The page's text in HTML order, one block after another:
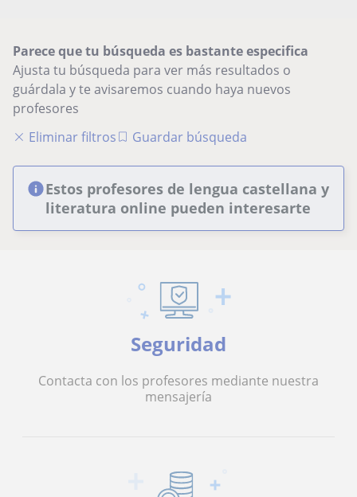
Parece que tu búsqueda es bastante especifica
Ajusta tu búsqueda para ver más resultados o
guárdala y te avisaremos cuando haya nuevos
profesores
Eliminar filtros
Guardar búsqueda
Estos profesores de lengua castellana y
literatura online pueden interesarte
Seguridad
Contacta con los profesores mediante nuestra
mensajería